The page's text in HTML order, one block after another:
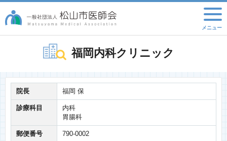
福岡内科クリニック
院長 福岡 保
診療科目
内科
胃腸科
郵便番号 790-0002